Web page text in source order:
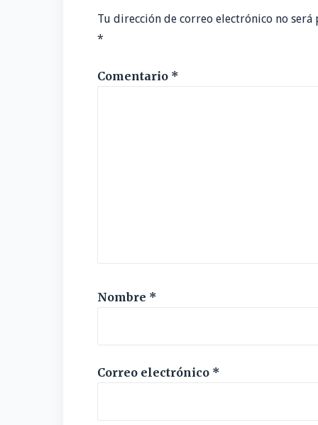
Tu dirección de correo electrónico no será
*
Comentario *
Nombre *
Correo electrónico *